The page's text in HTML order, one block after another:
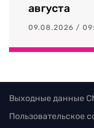
августа
09.08.2026 /
Выходные данные
Пользовательское